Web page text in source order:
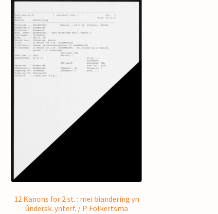
12 Kanons for 2 st. : mei biandering yn
ûndersk. ynterf. / P. Folkertsma